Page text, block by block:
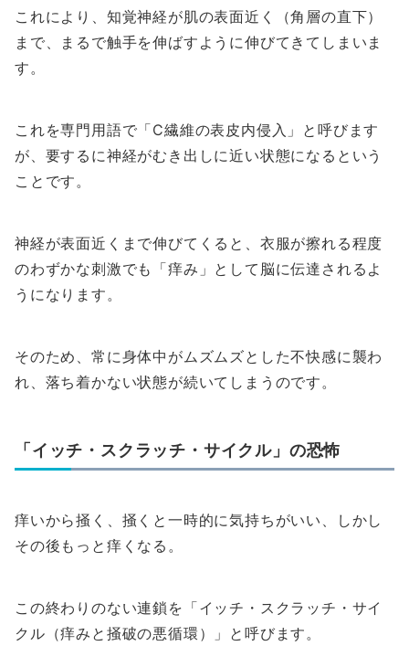
これにより、知覚神経が肌の表面近く（角層の直下）
まで、まるで触手を伸ばすように伸びてきてしまいま
す。
これを専門用語で「C繊維の表皮内侵入」と呼びます
が、要するに神経がむき出しに近い状態になるという
ことです。
神経が表面近くまで伸びてくると、衣服が擦れる程度
のわずかな刺激でも「痒み」として脳に伝達されるよ
うになります。
そのため、常に身体中がムズムズとした不快感に襲わ
れ、落ち着かない状態が続いてしまうのです。
「イッチ・スクラッチ・サイクル」の恐怖
痒いから掻く、掻くと一時的に気持ちがいい、しかし
その後もっと痒くなる。
この終わりのない連鎖を「イッチ・スクラッチ・サイ
クル（痒みと掻破の悪循環）」と呼びます。